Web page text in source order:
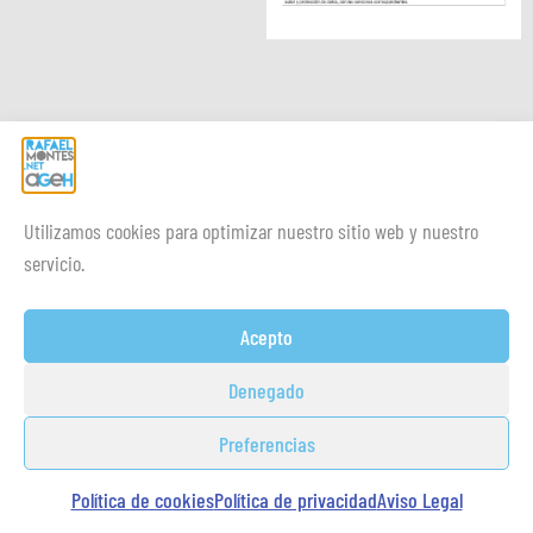
Utilizamos cookies para optimizar nuestro sitio web y nuestro
servicio.
Acepto
Denegado
Preferencias
Política de cookiesPolítica de privacidadAviso Legal